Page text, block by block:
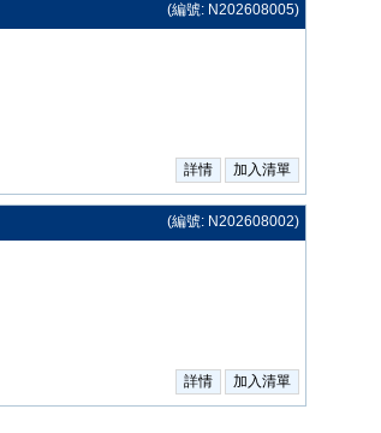
(編號: N202608005)
(編號: N202608002)